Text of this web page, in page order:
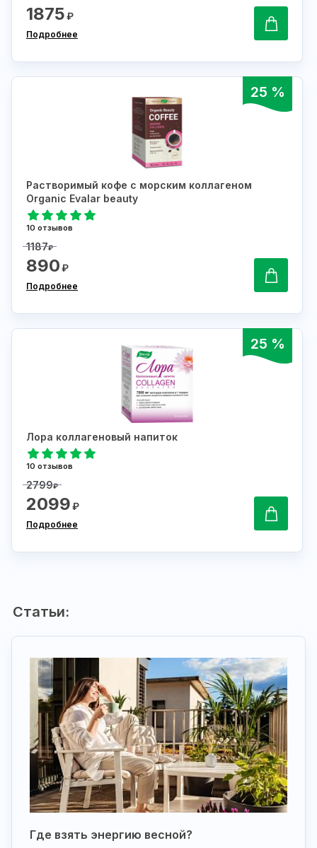
1875₽
Подробнее
25 %
Растворимый кофе с морским коллагеном
Organic Evalar beauty
10 отзывов
1187₽
890₽
Подробнее
25 %
Лора коллагеновый напиток
10 отзывов
2799₽
2099₽
Подробнее
Статьи:
Где взять энергию весной?